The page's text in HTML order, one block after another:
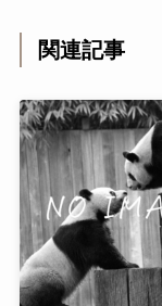
関連記事